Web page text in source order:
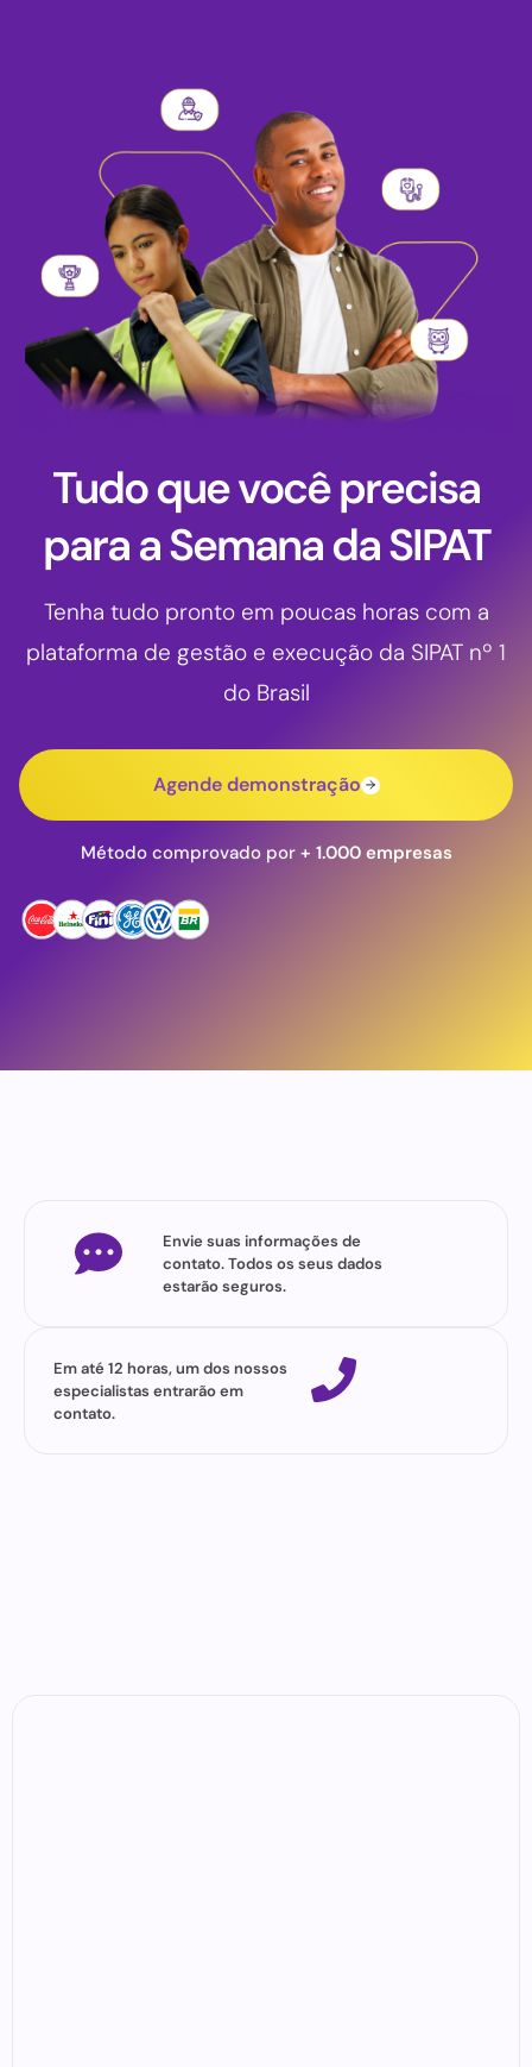
Tudo que você precisa
para a Semana da SIPAT
Tenha tudo pronto em poucas horas com a
plataforma de gestão e execução da SIPAT nº 1
do Brasil
Agende demonstração
Método comprovado por + 1.000 empresas
Envie suas informações de
contato. Todos os seus dados
estarão seguros.
Em até 12 horas, um dos nossos
especialistas entrarão em
contato.